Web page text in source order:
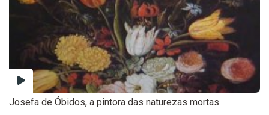
Josefa de Óbidos, a pintora das naturezas mortas